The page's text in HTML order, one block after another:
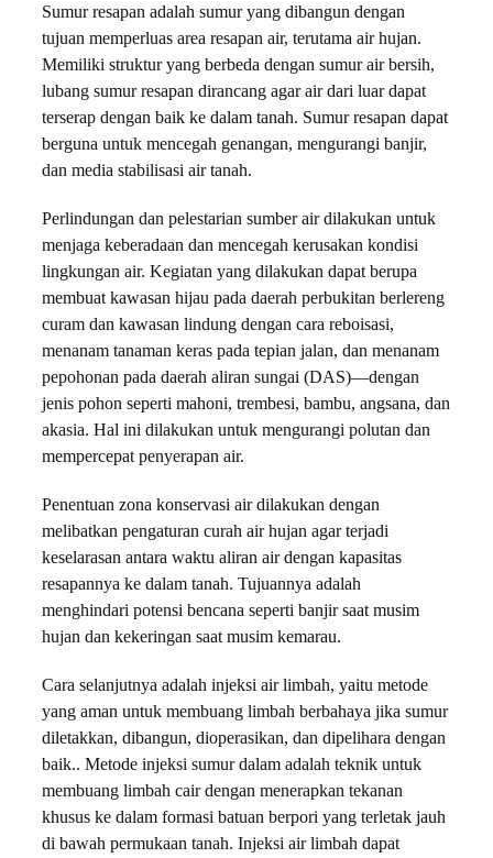
Sumur resapan adalah sumur yang dibangun dengan
tujuan memperluas area resapan air, terutama air hujan.
Memiliki struktur yang berbeda dengan sumur air bersih,
lubang sumur resapan dirancang agar air dari luar dapat
terserap dengan baik ke dalam tanah. Sumur resapan dapat
berguna untuk mencegah genangan, mengurangi banjir,
dan media stabilisasi air tanah.
Perlindungan dan pelestarian sumber air dilakukan untuk
menjaga keberadaan dan mencegah kerusakan kondisi
lingkungan air. Kegiatan yang dilakukan dapat berupa
membuat kawasan hijau pada daerah perbukitan berlereng
curam dan kawasan lindung dengan cara reboisasi,
menanam tanaman keras pada tepian jalan, dan menanam
pepohonan pada daerah aliran sungai (DAS)—dengan
jenis pohon seperti mahoni, trembesi, bambu, angsana, dan
akasia. Hal ini dilakukan untuk mengurangi polutan dan
mempercepat penyerapan air.
Penentuan zona konservasi air dilakukan dengan
melibatkan pengaturan curah air hujan agar terjadi
keselarasan antara waktu aliran air dengan kapasitas
resapannya ke dalam tanah. Tujuannya adalah
menghindari potensi bencana seperti banjir saat musim
hujan dan kekeringan saat musim kemarau.
Cara selanjutnya adalah injeksi air limbah, yaitu metode
yang aman untuk membuang limbah berbahaya jika sumur
diletakkan, dibangun, dioperasikan, dan dipelihara dengan
baik.. Metode injeksi sumur dalam adalah teknik untuk
membuang limbah cair dengan menerapkan tekanan
khusus ke dalam formasi batuan berpori yang terletak jauh
di bawah permukaan tanah. Injeksi air limbah dapat